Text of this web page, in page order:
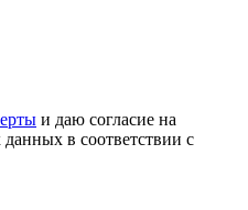
и даю согласие на
в соответствии с